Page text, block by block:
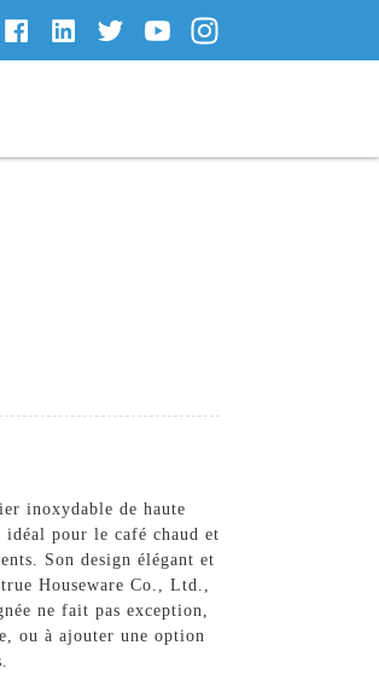
inoxydable de haute
pour le café chaud et
Son design élégant et
Houseware Co., Ltd.,
ne fait pas exception,
ou à ajouter une option